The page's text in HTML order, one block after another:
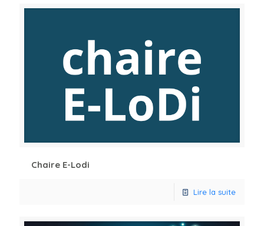
Chaire E-Lodi
Lire la suite